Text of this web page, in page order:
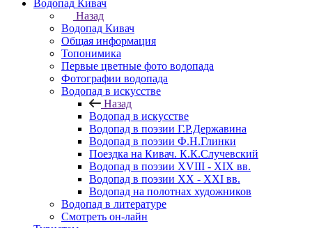
Водопад Кивач
Назад
Водопад Кивач
Общая информация
Топонимика
Первые цветные фото водопада
Фотографии водопада
Водопад в искусстве
Назад
Водопад в искусстве
Водопад в поэзии Г.Р.Державина
Водопад в поэзии Ф.Н.Глинки
Поездка на Кивач. К.К.Случевский
Водопад в поэзии XVIII - XIX вв.
Водопад в поэзии XX - XXI вв.
Водопад на полотнах художников
Водопад в литературе
Смотреть он-лайн